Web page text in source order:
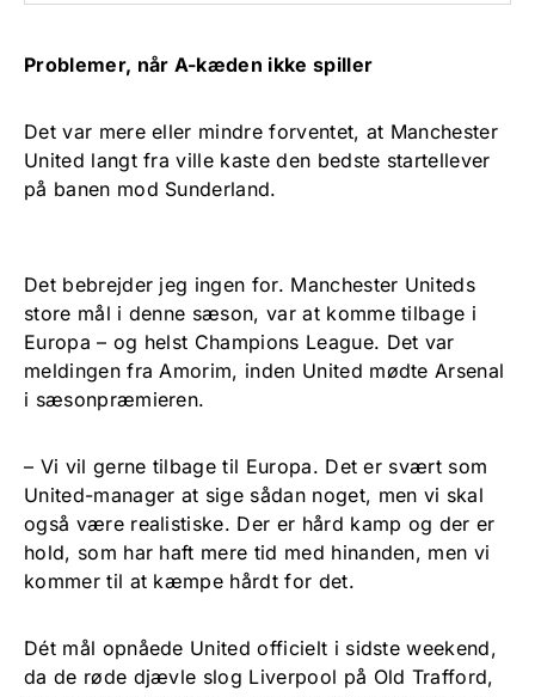
Problemer, når A-kæden ikke spiller
Det var mere eller mindre forventet, at Manchester
United langt fra ville kaste den bedste startellever
på banen mod Sunderland.
Det bebrejder jeg ingen for. Manchester Uniteds
store mål i denne sæson, var at komme tilbage i
Europa – og helst Champions League. Det var
meldingen fra Amorim, inden United mødte Arsenal
i sæsonpræmieren.
– Vi vil gerne tilbage til Europa. Det er svært som
United-manager at sige sådan noget, men vi skal
også være realistiske. Der er hård kamp og der er
hold, som har haft mere tid med hinanden, men vi
kommer til at kæmpe hårdt for det.
Dét mål opnåede United officielt i sidste weekend,
da de røde djævle slog Liverpool på Old Trafford,